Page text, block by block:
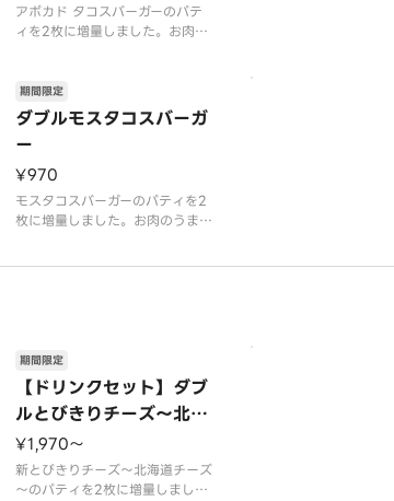
アボカド タコスバーガーのパテ
ィを2枚に増量しました。お肉の
9月上旬頃までの販売予定】※店
舗によっては、期間内に販売を終
了する場合がございます。※チー
ズは工場で加熱加工をしていま
す。※商品には『
ダブルモスタコスバーガ
ー
期間限定
¥970
モスタコスバーガーのパティを2
枚に増量しました。お肉のうまみ
品には『カロリ
【ドリンクセット】ダブ
ルとびきりチーズ～北海
道チーズ～
期間限定
¥1,970〜
新とびきりチーズ～北海道チーズ
～のパティを2枚に増量しまし